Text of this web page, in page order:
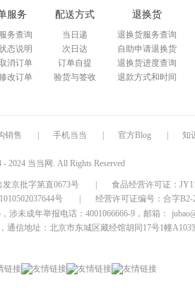
服务
务查询
态说明
消订单
改订单
配送方式
当日递
次日达
订单自提
验货与签收
退换货
退换货服务查询
自助申请退换货
退换货进度查询
退款方式和时间
销售 手机当当 官方Blog 知
- 2024 当当网. All Rights Reserved
京批字第直0673号
食品经营许可证：
号 经营许可证编号：合字B2-
涉未成年举报电话：4001066666-9，邮箱：
，通信地址：北京市东城区藏经馆胡同17号1幢A103